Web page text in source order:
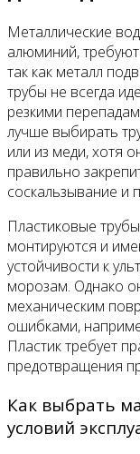
Металлические
алюминий,
так как металл
трубы не всегда
резкими
лучше выбирать
или из меди, хотя
правильно
соскальзывание и
Пластиковые
монтируются и
устойчивости к
морозам. Однако
механическим
ошибками,
Пластик требует
предотвращения
Как выбрать
условий